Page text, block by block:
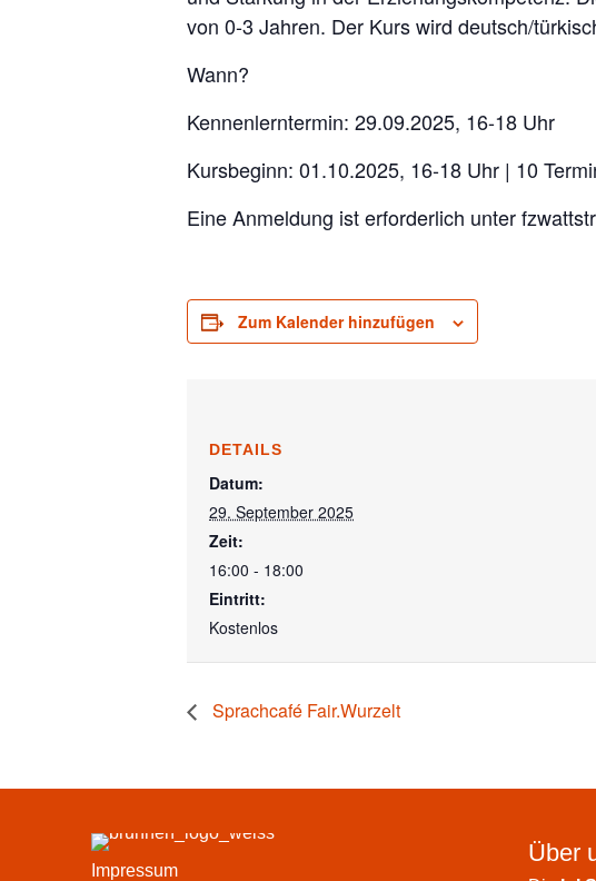
von 0-3 Jahren. Der Kurs wird deutsch/
Wann?
Kennenlerntermin: 29.09.2025, 16-18 Uhr
Kursbeginn: 01.10.2025, 16-18 Uhr | 10
Eine Anmeldung ist erforderlich unter
Zum Kalender hinzufügen
DETAILS
Datum:
29. September 2025
Zeit:
16:00 - 18:00
Eintritt:
Kostenlos
Sprachcafé Fair.Wurzelt
Impressum
Über